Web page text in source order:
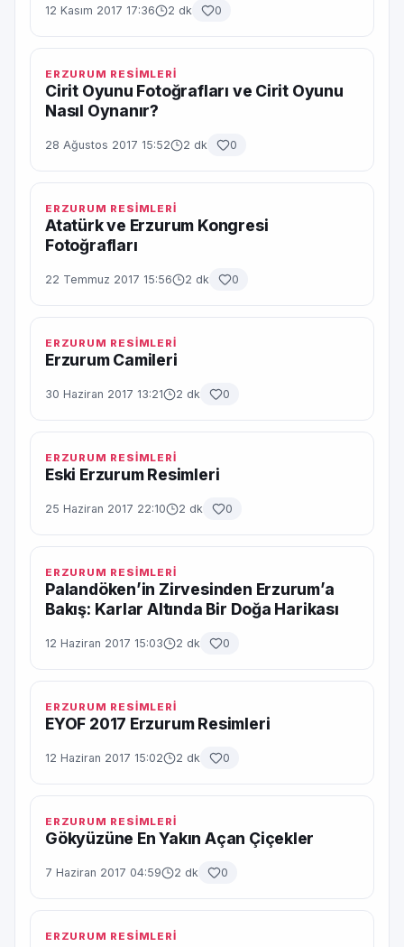
12 Kasım 2017 17:36 2 dk 0
ERZURUM RESİMLERİ
Cirit Oyunu Fotoğrafları ve Cirit Oyunu
Nasıl Oynanır?
28 Ağustos 2017 15:52 2 dk 0
ERZURUM RESİMLERİ
Atatürk ve Erzurum Kongresi
Fotoğrafları
22 Temmuz 2017 15:56 2 dk 0
ERZURUM RESİMLERİ
Erzurum Camileri
30 Haziran 2017 13:21 2 dk 0
ERZURUM RESİMLERİ
Eski Erzurum Resimleri
25 Haziran 2017 22:10 2 dk 0
ERZURUM RESİMLERİ
Palandöken’in Zirvesinden Erzurum’a
Bakış: Karlar Altında Bir Doğa Harikası
12 Haziran 2017 15:03 2 dk 0
ERZURUM RESİMLERİ
EYOF 2017 Erzurum Resimleri
12 Haziran 2017 15:02 2 dk 0
ERZURUM RESİMLERİ
Gökyüzüne En Yakın Açan Çiçekler
7 Haziran 2017 04:59 2 dk 0
ERZURUM RESİMLERİ